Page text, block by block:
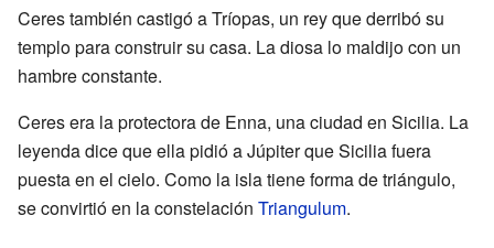
Ceres también castigó a Tríopas, un rey que derribó su
templo para construir su casa. La diosa lo maldijo con un
hambre constante.
Ceres era la protectora de Enna, una ciudad en Sicilia. La
leyenda dice que ella pidió a Júpiter que Sicilia fuera
puesta en el cielo. Como la isla tiene forma de triángulo,
se convirtió en la constelación Triangulum.